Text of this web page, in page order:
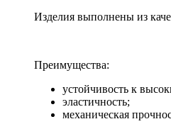
Изделия выполнены из
Преимущества:
устойчивость к
эластичность;
механическая